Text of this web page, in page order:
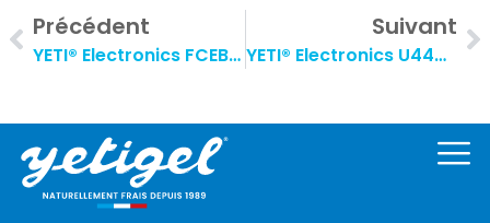
Précédent
YETI® Electronics FCEBH 500 LES LAVANDINES®
Suivant
YETI® Electronics U440VL YETI®